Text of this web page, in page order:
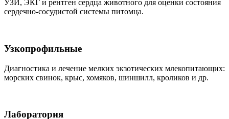
УЗИ, ЭКГ и рентген сердца животного для оценки состояния
сердечно-сосудистой системы питомца.
Узкопрофильные
Диагностика и лечение мелких экзотических млекопитающих:
морских свинок, крыс, хомяков, шиншилл, кроликов и др.
Лаборатория